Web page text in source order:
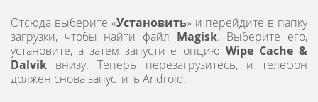
Отсюда выберите «Установить» и перейдите в папку
загрузки, чтобы найти файл Magisk. Выберите его,
установите, а затем запустите опцию Wipe Cache &
Dalvik внизу. Теперь перезагрузитесь, и телефон
должен снова запустить Android.